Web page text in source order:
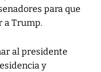
para que
a Trump.
al presidente
y